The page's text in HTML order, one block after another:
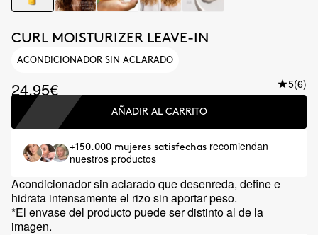
CURL MOISTURIZER LEAVE-IN
ACONDICIONADOR SIN ACLARADO
24.95€ 5(6)
AÑADIR AL CARRITO
+150.000 mujeres satisfechas recomiendan
nuestros productos
Acondicionador sin aclarado que desenreda, define e
hidrata intensamente el rizo sin aportar peso.
*El envase del producto puede ser distinto al de la
imagen.